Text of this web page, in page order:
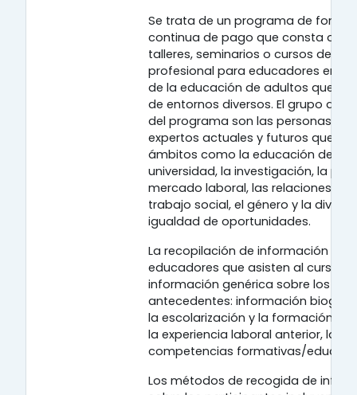
Se trata de un programa de
continua de pago que consta de
talleres, seminarios o cursos de
profesional para educadores en el
de la educación de adultos que se
de entornos diversos. El grupo
del programa son las personas
expertos actuales y futuros que
ámbitos como la educación de
universidad, la investigación, la
mercado laboral, las relaciones
trabajo social, el género y la
igualdad de oportunidades.
La recopilación de información
educadores que asisten al curso
información genérica sobre los
antecedentes: información
la escolarización y la formación,
la experiencia laboral anterior, las
competencias formativas/
Los métodos de recogida de